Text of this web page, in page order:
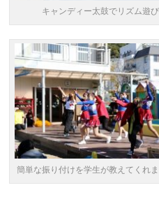
キャンディー太鼓でリズム遊び
簡単な振り付けを学生が教えてくれま